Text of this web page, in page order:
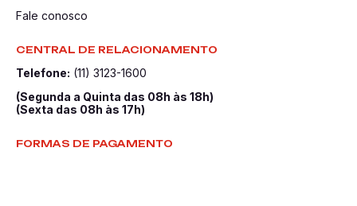
Fale conosco
CENTRAL DE RELACIONAMENTO
Telefone: (11) 3123-1600
(Segunda a Quinta das 08h às 18h)
(Sexta das 08h às 17h)
FORMAS DE PAGAMENTO